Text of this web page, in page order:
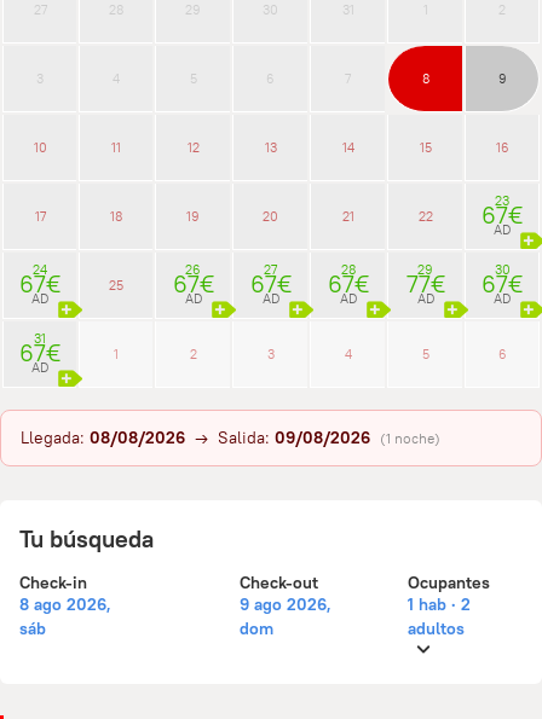
27 28 29 30 31 1 2
3 4 5 6 7 8 9
10 11 12 13 14 15 16
17 18 19 20 21 22
23
67€
AD
24
67€
AD
25
26
67€
AD
27
67€
AD
28
67€
AD
29
77€
AD
30
67€
AD
31
67€
AD
1 2 3 4 5 6
Llegada: 08/08/2026 → Salida: 09/08/2026 (1 noche)
Tu búsqueda
Check-in
8 ago 2026,
sáb
Check-out
9 ago 2026,
dom
Ocupantes
1 hab · 2
adultos